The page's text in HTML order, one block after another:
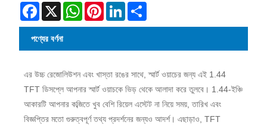
Facebook
X WhatsApp
PinterestLinkedIn
পণ্যের বর্ণনা
এর উচ্চ রেজোলিউশন এবং খাস্তা রঙের সাথে, স্মার্ট ওয়াচের জন্য এই 1.44
TFT ডিসপ্লে আপনার স্মার্ট ওয়াচকে ভিড় থেকে আলাদা করে তুলবে। 1.44-ইঞ্চি
আকারটি আপনার কব্জিতে খুব বেশি রিয়েল এস্টেট না নিয়ে সময়, তারিখ এবং
বিজ্ঞপ্তির মতো গুরুত্বপূর্ণ তথ্য প্রদর্শনের জন্যও আদর্শ। এছাড়াও, TFT